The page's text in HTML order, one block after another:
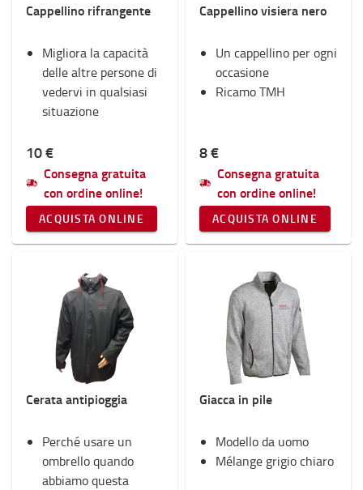
Luci
Monopattini e Carrelli con rotelle
Supporto RAM
Fan Shop
Abbigliamento
Cappellino rifrangente
Migliora la capacità
delle altre persone di
vedervi in qualsiasi
situazione
10 €
Consegna gratuita
con ordine online!
ACQUISTA ONLINE
Cappellino visiera nero
Un cappellino per ogni
occasione
Ricamo TMH
8 €
Consegna gratuita
con ordine online!
ACQUISTA ONLINE
Cerata antipioggia
Perché usare un
ombrello quando
abbiamo questa
Giacca in pile
Modello da uomo
Mélange grigio chiaro